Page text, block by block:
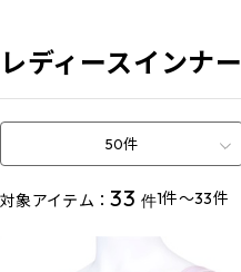
レディースインナー
50件
対象アイテム：33 件1件～33件